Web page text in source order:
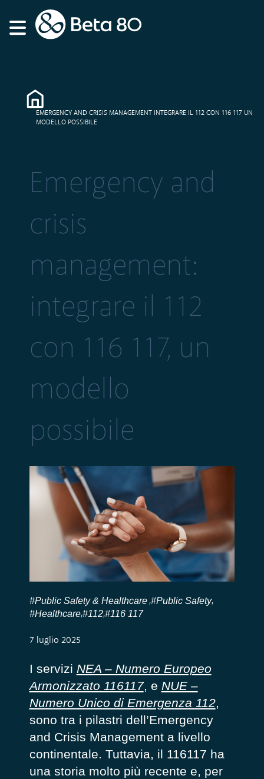
EMERGENCY AND CRISIS MANAGEMENT INTEGRARE IL 112 CON 116 117 UN
MODELLO POSSIBILE
Emergency and
crisis
management:
integrare il 112
con 116 117, un
modello
possibile
#Public Safety & Healthcare,#Public Safety,
#Healthcare,#112,#116 117
7 luglio 2025
I servizi NEA – Numero Europeo
Armonizzato 116117, e NUE –
Numero Unico di Emergenza 112,
sono tra i pilastri dell’Emergency
and Crisis Management a livello
continentale. Tuttavia, il 116117 ha
una storia molto più recente e, per